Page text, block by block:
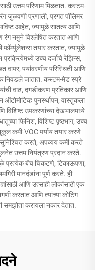
उत्तम परिणाम मिळतात. कस्टम-
जुळवणी प्रणाली, प्रगत पॉलिमर
आहेत, ज्यामुळे सातत्य आणि
रंग नमुने विश्लेषित करतात आणि
फॉर्म्युलेशन्स तयार करतात, ज्यामुळे
प्रक्रियेमध्ये उच्च दर्जाचे रेझिन्स,
पर्यावरणीय परिस्थिती आणि
निवडले जातात. कस्टम-मेड स्प्रे
वाढ, दगडीकरण प्रतिकार आणि
ऑटोमोटिव्ह पुनर्स्थापन, वास्तुकला
विशिष्ट उपकरणांच्या देखभालमध्ये
फिनिश, विशिष्ट पृष्ठभाग, उच्च
कमी-VOC पर्याय तयार करणे
करते, अपव्यय कमी करते
उत्तम नियंत्रण प्रदान करते.
प्रत्येक बॅच चिकटणे, टिकाऊपणा,
मानदंडांना पूर्ण करते. ही
आणि उत्साही लोकांसाठी एक
करतात आणि त्यांच्या कोटिंग
समझोता करायला नकार देतात.